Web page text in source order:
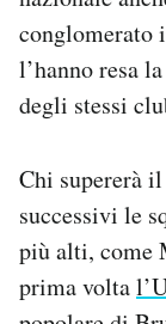
conglomerato
l’hanno resa
degli stessi
Chi supererà
successivi le
più alti, come
prima volta